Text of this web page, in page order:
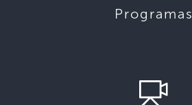
Programas